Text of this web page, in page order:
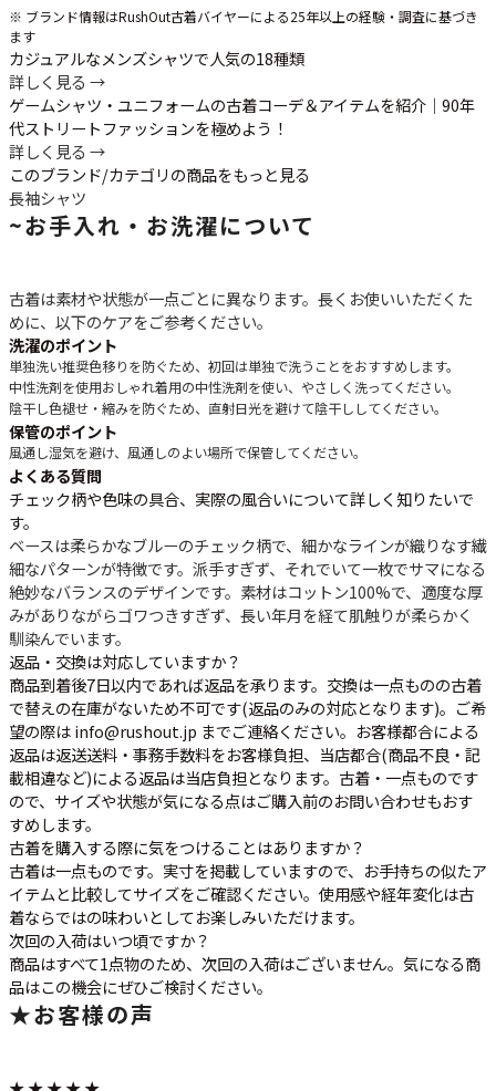
※ ブランド情報はRushOut古着バイヤーによる25年以上の経験・調査に基づき
ます
カジュアルなメンズシャツで人気の18種類
詳しく見る →
ゲームシャツ・ユニフォームの古着コーデ＆アイテムを紹介│90年
代ストリートファッションを極めよう！
詳しく見る →
このブランド/カテゴリの商品をもっと見る
長袖シャツ
~お手入れ・お洗濯について
古着は素材や状態が一点ごとに異なります。長くお使いいただくた
めに、以下のケアをご参考ください。
洗濯のポイント
単独洗い推奨色移りを防ぐため、初回は単独で洗うことをおすすめします。
中性洗剤を使用おしゃれ着用の中性洗剤を使い、やさしく洗ってください。
陰干し色褪せ・縮みを防ぐため、直射日光を避けて陰干ししてください。
保管のポイント
風通し湿気を避け、風通しのよい場所で保管してください。
よくある質問
チェック柄や色味の具合、実際の風合いについて詳しく知りたいで
す。
ベースは柔らかなブルーのチェック柄で、細かなラインが織りなす繊
細なパターンが特徴です。派手すぎず、それでいて一枚でサマになる
絶妙なバランスのデザインです。素材はコットン100%で、適度な厚
みがありながらゴワつきすぎず、長い年月を経て肌触りが柔らかく
馴染んでいます。
返品・交換は対応していますか？
商品到着後7日以内であれば返品を承ります。交換は一点ものの古着
で替えの在庫がないため不可です(返品のみの対応となります)。ご希
望の際は info@rushout.jp までご連絡ください。お客様都合による
返品は返送送料・事務手数料をお客様負担、当店都合(商品不良・記
載相違など)による返品は当店負担となります。古着・一点ものです
ので、サイズや状態が気になる点はご購入前のお問い合わせもおす
すめします。
古着を購入する際に気をつけることはありますか？
古着は一点ものです。実寸を掲載していますので、お手持ちの似たア
イテムと比較してサイズをご確認ください。使用感や経年変化は古
着ならではの味わいとしてお楽しみいただけます。
次回の入荷はいつ頃ですか？
商品はすべて1点物のため、次回の入荷はございません。気になる商
品はこの機会にぜひご検討ください。
★お客様の声